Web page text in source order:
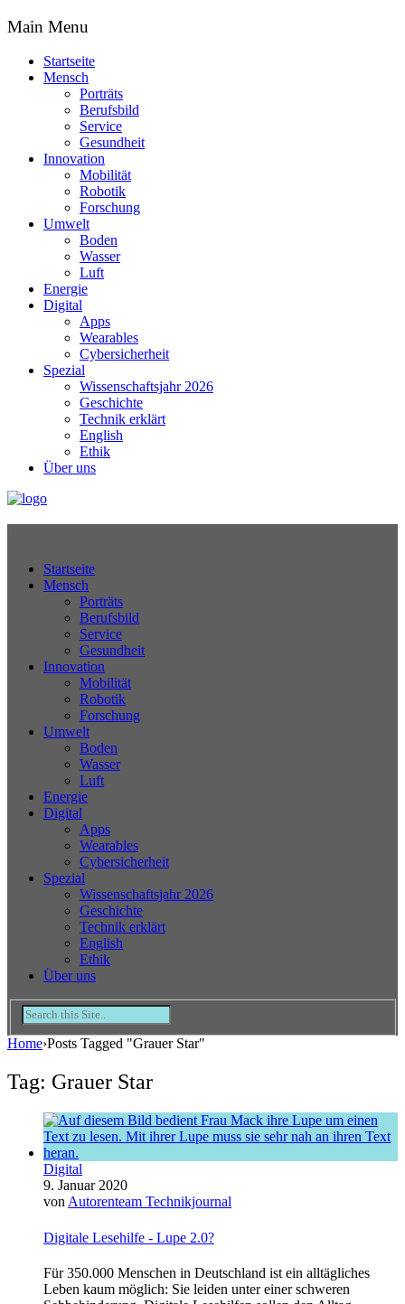
Main Menu
Startseite
Mensch
Porträts
Berufsbild
Service
Gesundheit
Innovation
Mobilität
Robotik
Forschung
Umwelt
Boden
Wasser
Luft
Energie
Digital
Apps
Wearables
Cybersicherheit
Spezial
Wissenschaftsjahr 2026
Geschichte
Technik erklärt
English
Ethik
Über uns
Startseite
Mensch
Porträts
Berufsbild
Service
Gesundheit
Innovation
Mobilität
Robotik
Forschung
Umwelt
Boden
Wasser
Luft
Energie
Digital
Apps
Wearables
Cybersicherheit
Spezial
Wissenschaftsjahr 2026
Geschichte
Technik erklärt
English
Ethik
Über uns
Home›Posts Tagged "Grauer Star"
Tag: Grauer Star
Digital
9. Januar 2020
von Autorenteam Technikjournal
Digitale Lesehilfe - Lupe 2.0?
Für 350.000 Menschen in Deutschland ist ein alltägliches
Leben kaum möglich: Sie leiden unter einer schweren